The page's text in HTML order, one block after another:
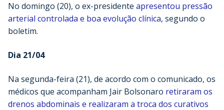
No domingo (20), o ex-presidente apresentou pressão
arterial controlada e boa evolução clínica, segundo o
boletim.
Dia 21/04
Na segunda-feira (21), de acordo com o comunicado, os
médicos que acompanham Jair Bolsonaro retiraram os
drenos abdominais e realizaram a troca dos curativos